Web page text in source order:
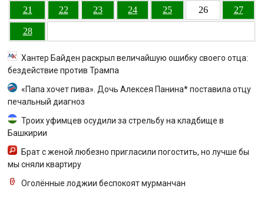
21 22 23 24 25 26 27
28
Хантер Байден раскрыл величайшую ошибку своего отца:
бездействие против Трампа
«Папа хочет пива». Дочь Алексея Панина* поставила отцу
печальный диагноз
Троих уфимцев осудили за стрельбу на кладбище в
Башкирии
Брат с женой любезно пригласили погостить, но лучше бы
мы сняли квартиру
Оголённые лоджии беспокоят мурманчан